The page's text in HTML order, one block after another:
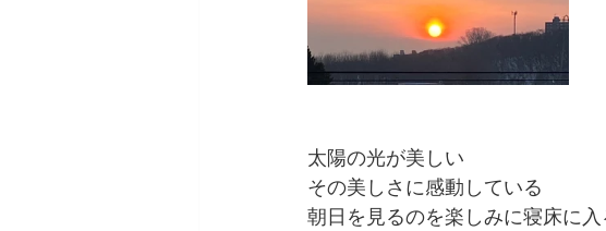
太陽の光が美しい
その美しさに感動している
朝日を見るのを楽しみに寝床に入